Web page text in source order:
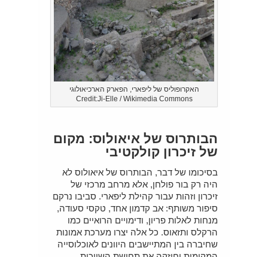
האקרופוליס של ליפארי, הפארק הארכיאולוגי
Credit:Ji-Elle / Wikimedia Commons
הבותרוס של איאולוס: מקום
של זיכרון קולקטיבי
בסיכומו של דבר, הבותרוס של איאולוס לא
היה רק בור פולחן, אלא מרחב מרכזי של
זיכרון וזהות עבור קהילת ליפארי. סביבו נרקם
סיפור משותף: אב קדמון אחד, טקסי סעודה,
מנחות לאלות פריון, ודימויים הרואיים כמו
הרקלס ותזאוס. כל אלה יצרו מערכת אמונות
שחיברה בין המתיישבים היוונים לאוכלוסייה